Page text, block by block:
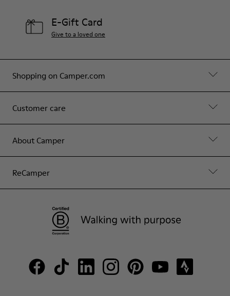
Shopping on Camper.com
Customer care
About Camper
ReCamper
E-Gift Card
Give to a loved one